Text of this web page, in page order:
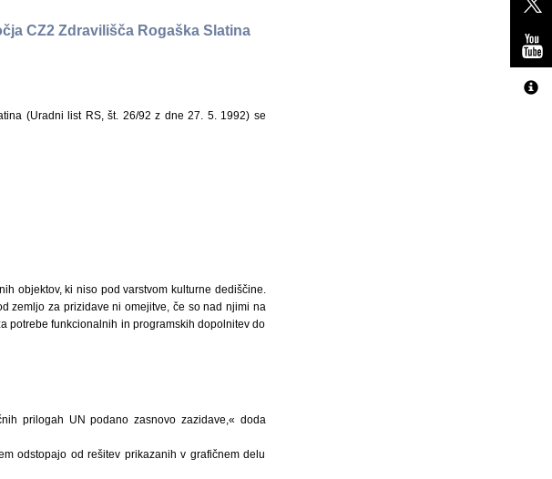
CZ2 Zdravilišča Rogaška Slatina
(Uradni list RS, št. 26/92 z dne 27. 5. 1992) se
objektov, ki niso pod varstvom kulturne dediščine.
zemljo za prizidave ni omejitve, če so nad njimi na
potrebe funkcionalnih in programskih dopolnitev do
prilogah UN podano zasnovo zazidave,« doda
odstopajo od rešitev prikazanih v grafičnem delu